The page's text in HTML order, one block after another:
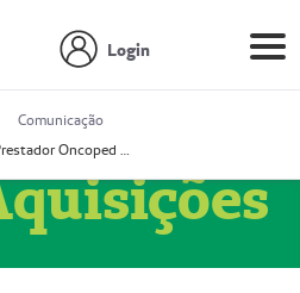
Login
Comunicação
Prestador Oncoped Serviços Médicos (51004335-0)